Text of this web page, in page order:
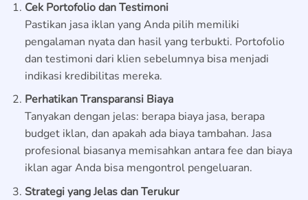
Cek Portofolio dan Testimoni
Pastikan jasa iklan yang Anda pilih memiliki
pengalaman nyata dan hasil yang terbukti. Portofolio
dan testimoni dari klien sebelumnya bisa menjadi
indikasi kredibilitas mereka.
Perhatikan Transparansi Biaya
Tanyakan dengan jelas: berapa biaya jasa, berapa
budget iklan, dan apakah ada biaya tambahan. Jasa
profesional biasanya memisahkan antara fee dan biaya
iklan agar Anda bisa mengontrol pengeluaran.
Strategi yang Jelas dan Terukur